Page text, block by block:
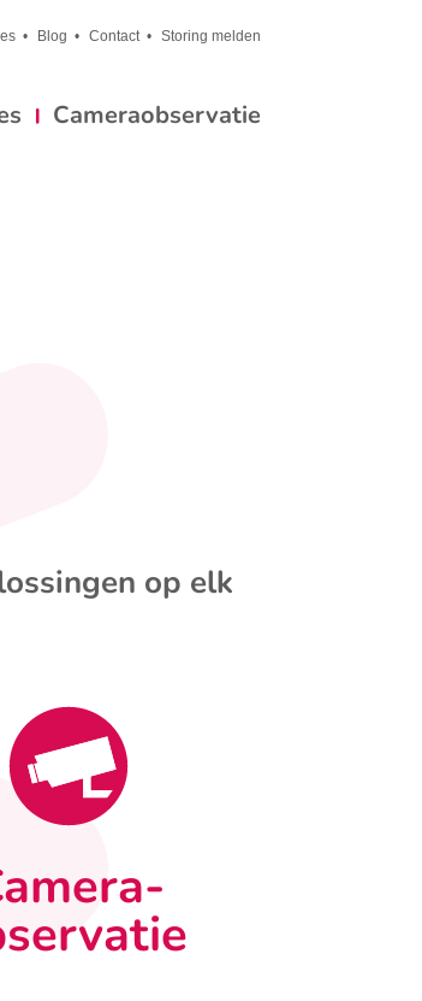
Blog Contact Storing melden
Cameraobservatie
op elk